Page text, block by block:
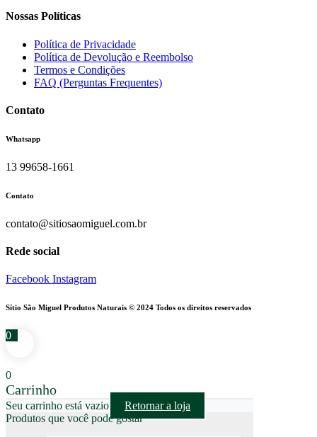
Nossas Políticas
Política de Privacidade
Política de Devolução e Reembolso
Termos e Condições
FAQ (Perguntas Frequentes)
Contato
Whatsapp
13 99658-1661
Contato
contato@sitiosaomiguel.com.br
Rede social
Facebook Instagram
Sítio São Miguel Produtos Naturais © 2024 Todos os direitos reservados
0
0
Carrinho
Seu carrinho está vazio
Retornar a loja
Produtos que você pode gostar